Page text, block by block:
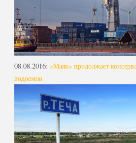
08.08.2016: «Маяк» продолжает
водоемов